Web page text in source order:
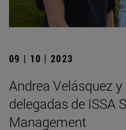
09 | 10 | 2023
Andrea Velásquez
delegadas de ISSA
Management